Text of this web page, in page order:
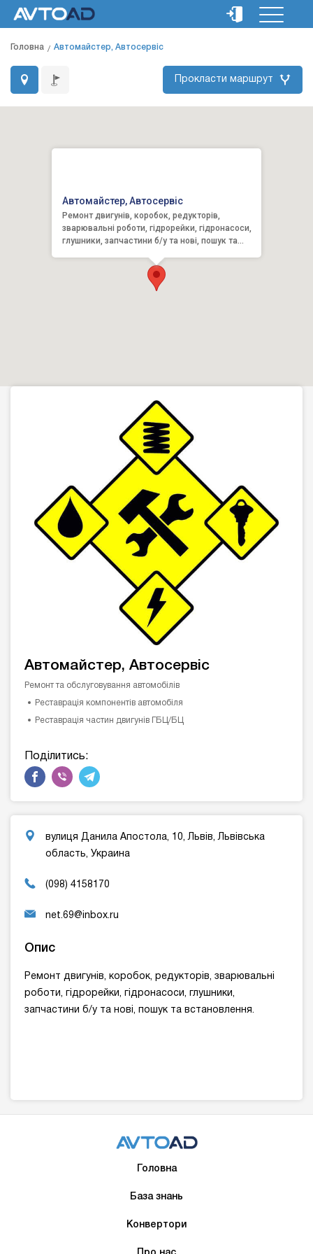
Головна Автомайстер, Автосервіс
Прокласти маршрут
Автомайстер, Автосервіс
Ремонт двигунів, коробок, редукторів,
зварювальні роботи, гідрорейки, гідронасоси,
глушники, запчастини б/у та нові, пошук та
Автомайстер, Автосервіс
Ремонт та обслуговування автомобілів
Реставрація компонентів автомобіля
Реставрація частин двигунів ГБЦ/БЦ
Поділитись:
вулиця Данила Апостола, 10, Львів, Львівська
область, Украина
(098) 4158170
net.69@inbox.ru
Опис
Ремонт двигунів, коробок, редукторів, зварювальні
роботи, гідрорейки, гідронасоси, глушники,
запчастини б/у та нові, пошук та встановлення.
Головна
База знань
Конвертори